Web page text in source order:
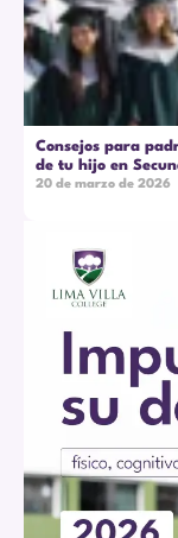
Consejos para
de tu hijo en
20 de marzo de 2026